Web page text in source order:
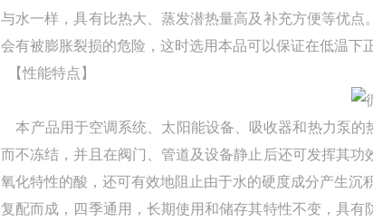
与水一样，具有比热大、蒸发潜热量高及补充方便等优
会有被膨胀裂损的危险，这时选用本品可以保证在低温下
【性能特点】
本产品用于空调系统、太阳能设备、吸收器和热力泵的
而不冻结，并且在阀门、管道及设备静止后还可发挥其
氧化特性的酸，还可有效地阻止由于水的硬度成分产生
复配而成，四季通用，长期使用和储存其特性不变，具